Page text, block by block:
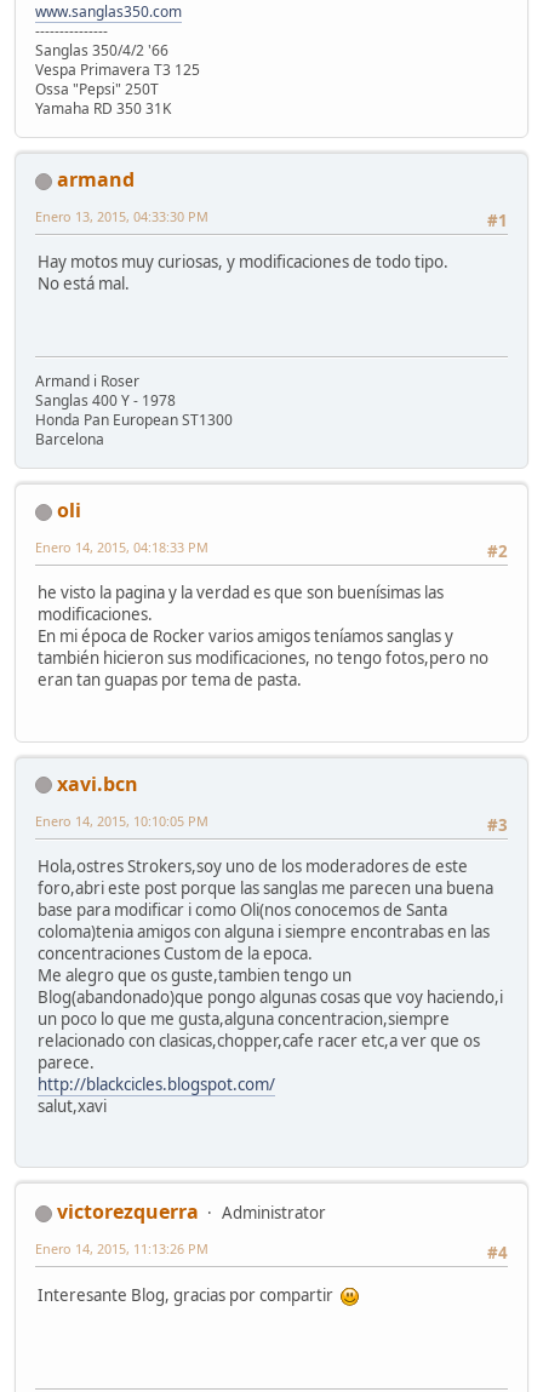
www.sanglas350.com
---------------
Sanglas 350/4/2 '66
Vespa Primavera T3 125
Ossa "Pepsi" 250T
Yamaha RD 350 31K
armand
#1
Enero 13, 2015, 04:33:30 PM
Hay motos muy curiosas, y modificaciones de todo tipo.
No está mal.
Armand i Roser
Sanglas 400 Y - 1978
Honda Pan European ST1300
Barcelona
oli
#2
Enero 14, 2015, 04:18:33 PM
he visto la pagina y la verdad es que son buenísimas las
modificaciones.
En mi época de Rocker varios amigos teníamos sanglas y
también hicieron sus modificaciones, no tengo fotos,pero no
eran tan guapas por tema de pasta.
xavi.bcn
#3
Enero 14, 2015, 10:10:05 PM
Hola,ostres Strokers,soy uno de los moderadores de este
foro,abri este post porque las sanglas me parecen una buena
base para modificar i como Oli(nos conocemos de Santa
coloma)tenia amigos con alguna i siempre encontrabas en las
concentraciones Custom de la epoca.
Me alegro que os guste,tambien tengo un
Blog(abandonado)que pongo algunas cosas que voy haciendo,i
un poco lo que me gusta,alguna concentracion,siempre
relacionado con clasicas,chopper,cafe racer etc,a ver que os
parece.
http://blackcicles.blogspot.com/
salut,xavi
victorezquerra
Administrator
#4
Enero 14, 2015, 11:13:26 PM
Interesante Blog, gracias por compartir